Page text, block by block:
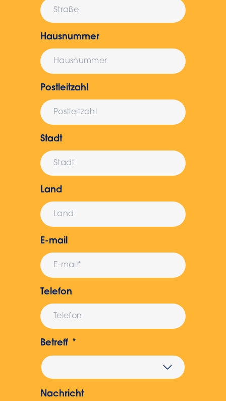
Hausnummer
Postleitzahl
Stadt
Land
E-mail
Telefon
Betreff
Nachricht